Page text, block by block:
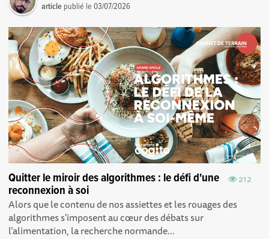
article publié le03/07/2026
212
Quitter le miroir des algorithmes : le défi d'une
reconnexion à soi
Alors que le contenu de nos assiettes et les rouages des
algorithmes s'imposent au cœur des débats sur
l’alimentation, la recherche normande...